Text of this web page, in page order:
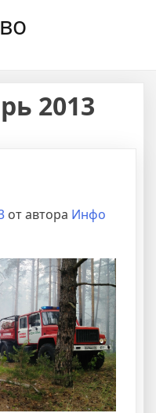
2013
от автора Инфо